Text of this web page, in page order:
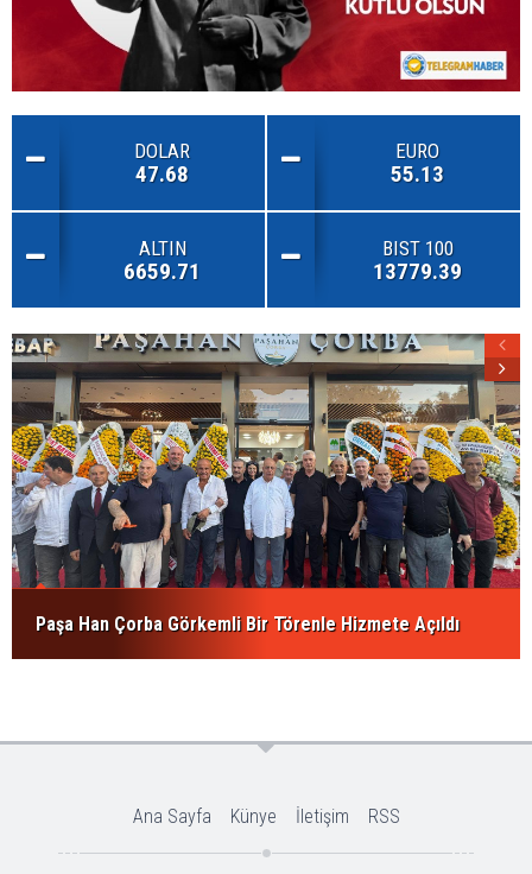
DOLAR
47.68
EURO
55.13
ALTIN
6659.71
BIST 100
13779.39
Paşa Han Çorba Görkemli Bir Törenle Hizmete Açıldı
Ana Sayfa Künye İletişim RSS